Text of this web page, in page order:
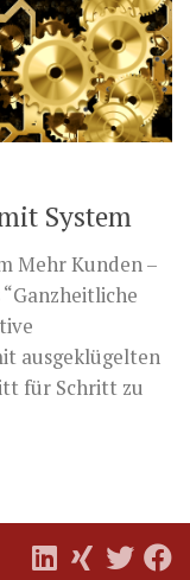
System
Mehr Kunden –
ausgeklügelten
für Schritt zu